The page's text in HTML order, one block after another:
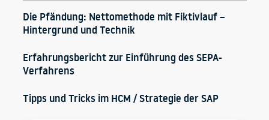
Die Pfändung: Nettomethode mit Fiktivlauf –
Hintergrund und Technik
Erfahrungsbericht zur Einführung des SEPA-
Verfahrens
Tipps und Tricks im HCM / Strategie der SAP